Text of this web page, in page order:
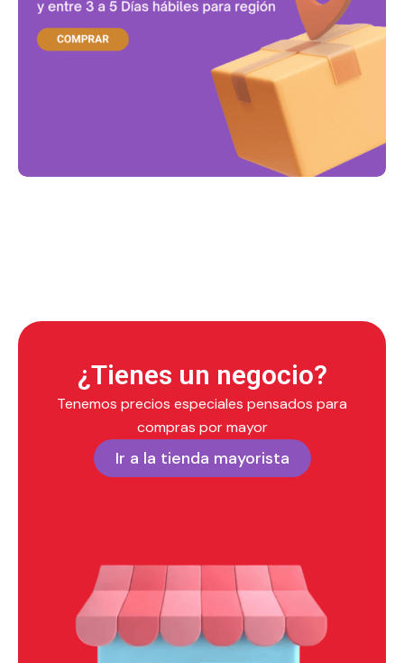
¿Tienes un negocio?
Tenemos precios especiales pensados para
compras por mayor
Ir a la tienda mayorista